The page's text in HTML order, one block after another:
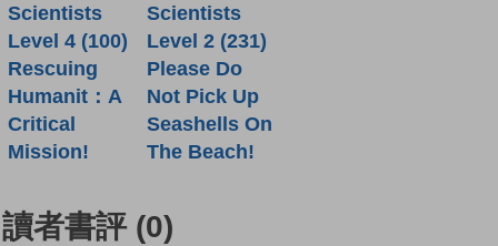
Scientists
Level 4 (100)
Rescuing
Humanit：A
Critical
Mission!
Scientists
Level 2 (231)
Please Do
Not Pick Up
Seashells On
The Beach!
讀者書評 (0)